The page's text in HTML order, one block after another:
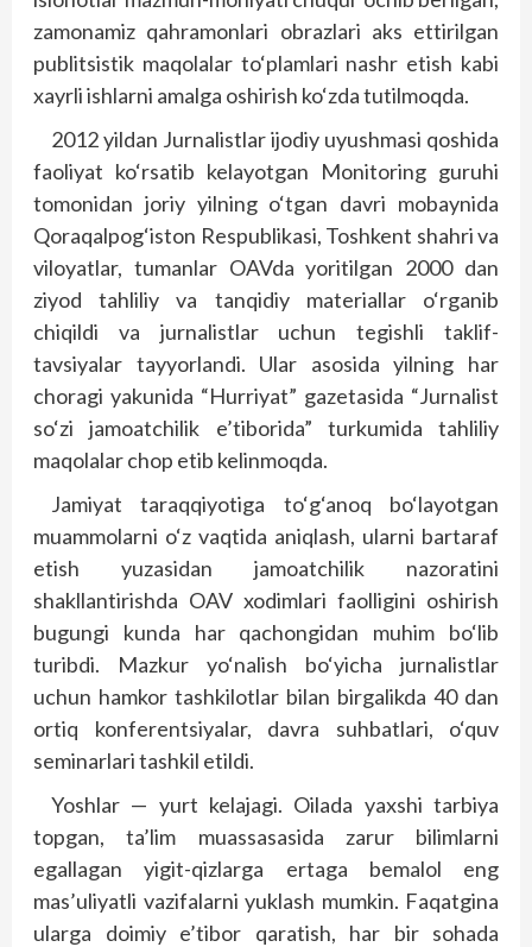
zamonamiz qahramonlari obrazlari aks ettirilgan
publitsistik maqolalar to‘plamlari nashr etish kabi
xayrli ishlarni amalga oshirish ko‘zda tutilmoqda.
2012 yildan Jurnalistlar ijodiy uyushmasi qoshida
faoliyat ko‘rsatib kelayotgan Monitoring guruhi
tomonidan joriy yilning o‘tgan davri mobaynida
Qoraqalpog‘iston Respublikasi, Toshkent shahri va
viloyatlar, tumanlar OAVda yoritilgan 2000 dan
ziyod tahliliy va tanqidiy materiallar o‘rganib
chiqildi va jurnalistlar uchun tegishli taklif-
tavsiyalar tayyorlandi. Ular asosida yilning har
choragi yakunida “Hurriyat” gazetasida “Jurnalist
so‘zi jamoatchilik e’tiborida” turkumida tahliliy
maqolalar chop etib kelinmoqda.
Jamiyat taraqqiyotiga to‘g‘anoq bo‘layotgan
muammolarni o‘z vaqtida aniqlash, ularni bartaraf
etish yuzasidan jamoatchilik nazoratini
shakllantirishda OAV xodimlari faolligini oshirish
bugungi kunda har qachongidan muhim bo‘lib
turibdi. Mazkur yo‘nalish bo‘yicha jurnalistlar
uchun hamkor tashkilotlar bilan birgalikda 40 dan
ortiq konferentsiyalar, davra suhbatlari, o‘quv
seminarlari tashkil etildi.
Yoshlar — yurt kelajagi. Oilada yaxshi tarbiya
topgan, ta’lim muassasasida zarur bilimlarni
egallagan yigit-qizlarga ertaga bemalol eng
mas’uliyatli vazifalarni yuklash mumkin. Faqatgina
ularga doimiy e’tibor qaratish, har bir sohada